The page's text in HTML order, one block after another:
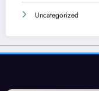
Uncategorized